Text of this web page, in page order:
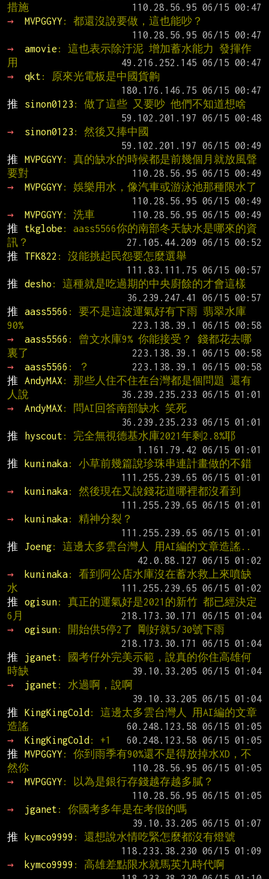
措施
→
MVPGGYY : 都還沒說要做，這也能吵？
→
amovie : 這也表示除汙泥 增加蓄水能力 發揮作
用
→
qkt : 原來光電板是中國貨齁
推
sinon0123 : 做了這些 又要吵 他們不知道想啥
→
sinon0123 : 然後又捧中國
推
MVPGGYY : 真的缺水的時候都是前幾個月就放風聲
要對
→
MVPGGYY : 娛樂用水，像汽車或游泳池那種限水了
→
MVPGGYY : 洗車
推
tkglobe : aass5566你的南部冬天缺水是哪來的資
訊？
推
TFK822 : 沒能挑起民怨要怎麼選舉
推
desho : 這種就是吃過期的中央廚餘的才會這樣
推
aass5566 : 要不是這波運氣好有下雨 翡翠水庫
90%
→
aass5566 : 曾文水庫9% 你能接受？ 錢都花去哪
裏了
→
aass5566 : ？
推
AndyMAX : 那些人住不住在台灣都是個問題 還有
人說
→
AndyMAX : 問AI回答南部缺水 笑死
推
hyscout : 完全無視德基水庫2021年剩2.8%耶
推
kuninaka: 小草前幾篇說珍珠串連計畫做的不錯
→
kuninaka: 然後現在又說錢花道哪裡都沒看到
→
kuninaka: 精神分裂？
推
Joeng: 這邊太多雲台灣人 用AI編的文章造謠..
→
kuninaka: 看到阿公店水庫沒在蓄水救上來噴缺
水
推
ogisun: 真正的運氣好是2021的新竹 都已經決定
6月
→
ogisun: 開始供5停2了 剛好就5/30號下雨
推
jganet : 國考仔外完美示範，說真的你住高雄何
時缺
→
jganet : 水過啊，說啊
推
KingKingCold : 這邊太多雲台灣人 用AI編的文章
造謠
→
KingKingCold : +1
推
MVPGGYY : 你到雨季有90%還不是得放掉水XD，不
然你
→
MVPGGYY : 以為是銀行存錢越存越多膩？
→
jganet : 你國考多年是在考假的嗎
推
kymco9999 : 還想說水情吃緊怎麼都沒有燈號
→
kymco9999 : 高雄差點限水就馬英九時代啊